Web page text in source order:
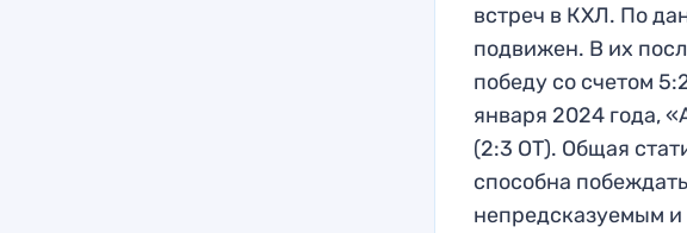
встреч в КХЛ. По
подвижен. В их
победу со счетом
января 2024 года,
(2:3 ОТ). Общая
способна
непредсказуемым